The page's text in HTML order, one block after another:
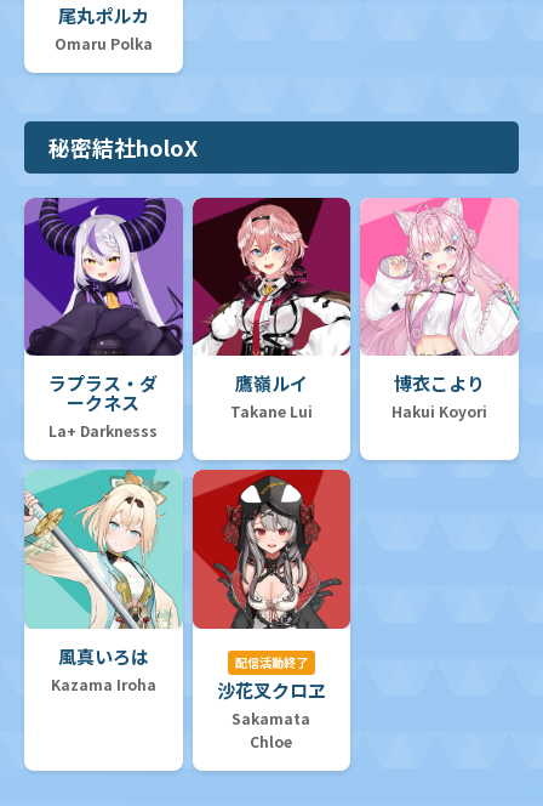
尾丸ポルカ
Omaru Polka
秘密結社holoX
ラプラス・ダ
ークネス
La+ Darknesss
鷹嶺ルイ
Takane Lui
博衣こより
Hakui Koyori
風真いろは
Kazama Iroha
配信活動終了
沙花叉クロヱ
Sakamata
Chloe